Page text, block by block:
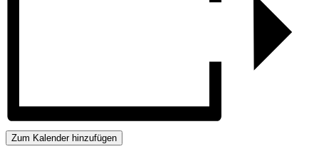
Zum Kalender hinzufügen